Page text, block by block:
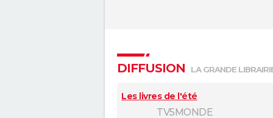
DIFFUSION LA GRANDE
Les livres de l'été
TV5MONDE